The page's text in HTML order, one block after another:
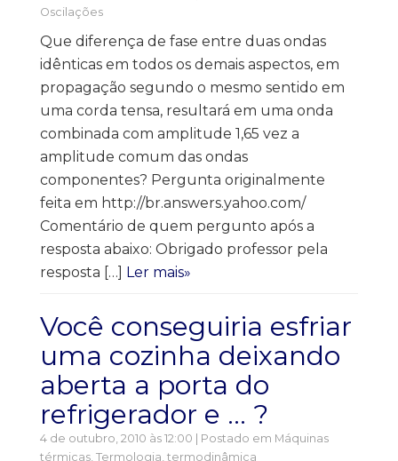
Oscilações
Que diferença de fase entre duas ondas
idênticas em todos os demais aspectos, em
propagação segundo o mesmo sentido em
uma corda tensa, resultará em uma onda
combinada com amplitude 1,65 vez a
amplitude comum das ondas
componentes? Pergunta originalmente
feita em http://br.answers.yahoo.com/
Comentário de quem pergunto após a
resposta abaixo: Obrigado professor pela
resposta […] Ler mais»
Você conseguiria esfriar
uma cozinha deixando
aberta a porta do
refrigerador e … ?
4 de outubro, 2010 às 12:00 | Postado em Máquinas
térmicas Termologia, termodinâmica